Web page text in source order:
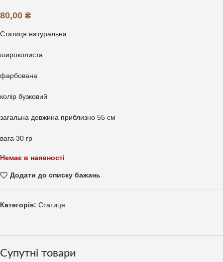
80,00 ₴
Статиця натуральна
широколиста
фарбована
колір бузковий
загальна довжина приблизно 55 см
вага 30 гр
Немає в наявності
Додати до списку бажань
Категорія: Статиця
Супутні товари